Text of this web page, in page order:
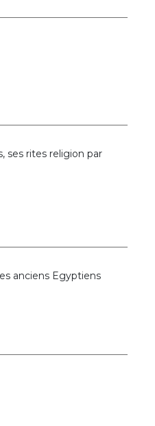
ses rites religion par
anciens Egyptiens